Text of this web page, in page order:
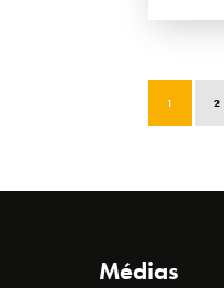
1 2
Médias